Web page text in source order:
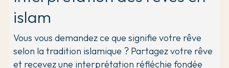
islam
Vous vous demandez ce que signifie votre rêve
selon la tradition islamique ? Partagez votre rêve
et recevez une interprétation réfléchie fondée